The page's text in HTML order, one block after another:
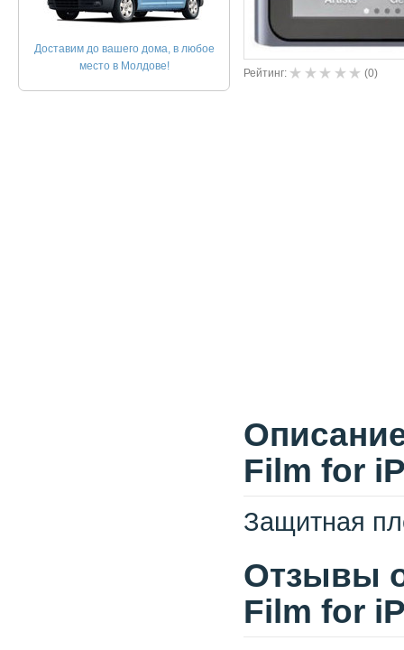
Доставим до вашего дома, в любое
место в Молдове!
Рейтинг: (0)
Film for
Защитная
Отзывы
Film for